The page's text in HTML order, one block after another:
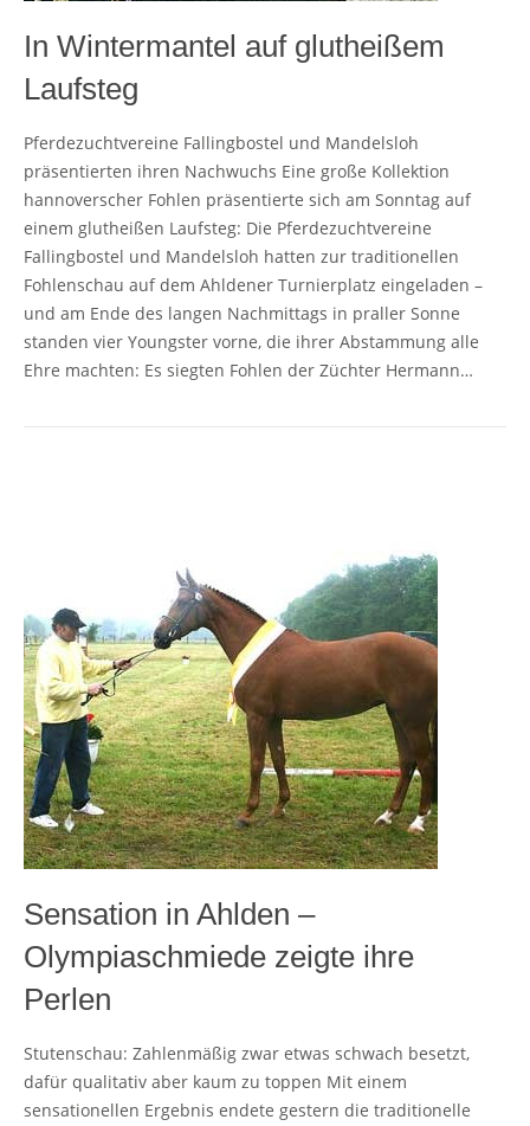
In Wintermantel auf glutheißem
Laufsteg
Pferdezuchtvereine Fallingbostel und Mandelsloh
präsentierten ihren Nachwuchs Eine große Kollektion
hannoverscher Fohlen präsentierte sich am Sonntag auf
einem glutheißen Laufsteg: Die Pferdezuchtvereine
Fallingbostel und Mandelsloh hatten zur traditionellen
Fohlenschau auf dem Ahldener Turnierplatz eingeladen –
und am Ende des langen Nachmittags in praller Sonne
standen vier Youngster vorne, die ihrer Abstammung alle
Ehre machten: Es siegten Fohlen der Züchter Hermann…
Sensation in Ahlden –
Olympiaschmiede zeigte ihre
Perlen
Stutenschau: Zahlenmäßig zwar etwas schwach besetzt,
dafür qualitativ aber kaum zu toppen Mit einem
sensationellen Ergebnis endete gestern die traditionelle